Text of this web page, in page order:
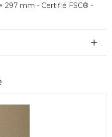
297 mm - Certifié FSC® -